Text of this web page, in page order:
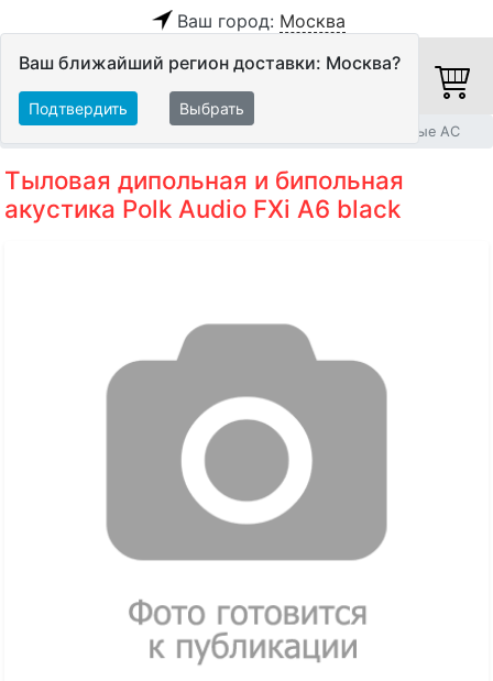
Ваш город: Москва
Ваш ближайший регион доставки: Москва?
Подтвердить Выбрать
Дипольные и бипольные АС
Тыловая дипольная и бипольная
акустика Polk Audio FXi A6 black